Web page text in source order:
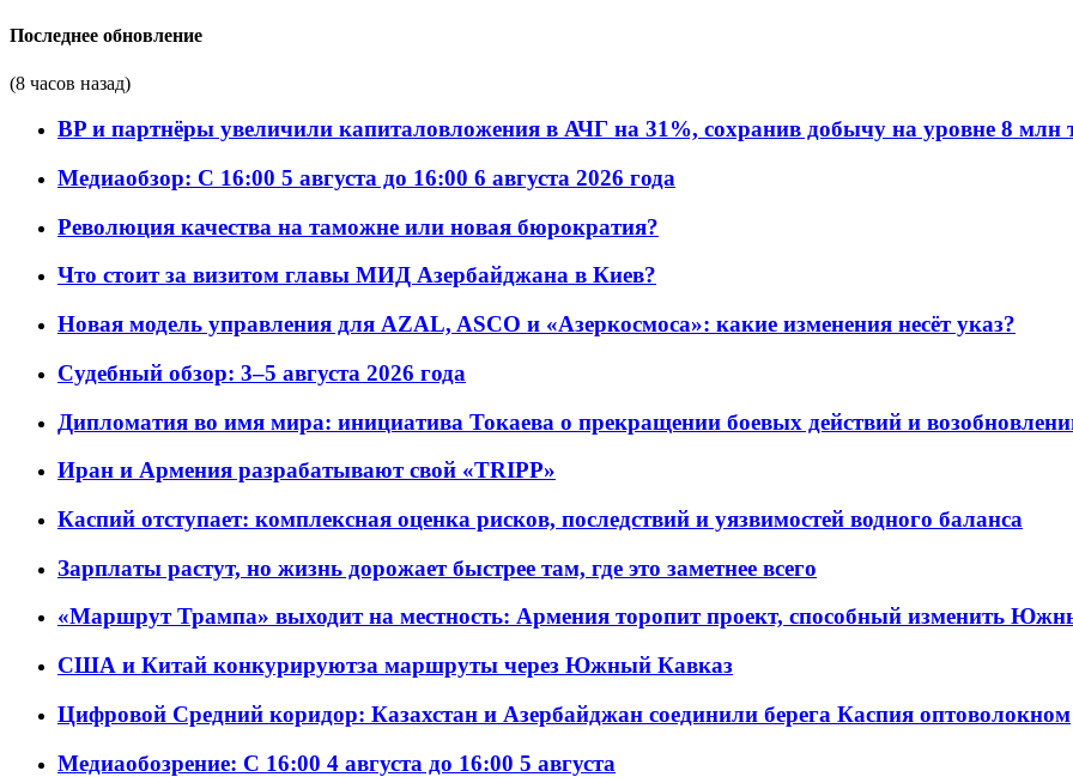
Последнее обновление
(8 часов назад)
BP и партнёры увеличили капиталовложения в АЧГ на 31%, сохранив добычу на уровне 8 млн
Медиаобзор: С 16:00 5 августа до 16:00 6 августа 2026 года
Революция качества на таможне или новая бюрократия?
Что стоит за визитом главы МИД Азербайджана в Киев?
Новая модель управления для AZAL, ASCO и «Азеркосмоса»: какие изменения несёт указ?
Судебный обзор: 3–5 августа 2026 года
Дипломатия во имя мира: инициатива Токаева о прекращении боевых действий и
Иран и Армения разрабатывают свой «TRIPP»
Каспий отступает: комплексная оценка рисков, последствий и уязвимостей водного баланса
Зарплаты растут, но жизнь дорожает быстрее там, где это заметнее всего
«Маршрут Трампа» выходит на местность: Армения торопит проект, способный изменить
США и Китай конкурируютза маршруты через Южный Кавказ
Цифровой Средний коридор: Казахстан и Азербайджан соединили берега Каспия оптоволокном
Медиаобозрение: С 16:00 4 августа до 16:00 5 августа